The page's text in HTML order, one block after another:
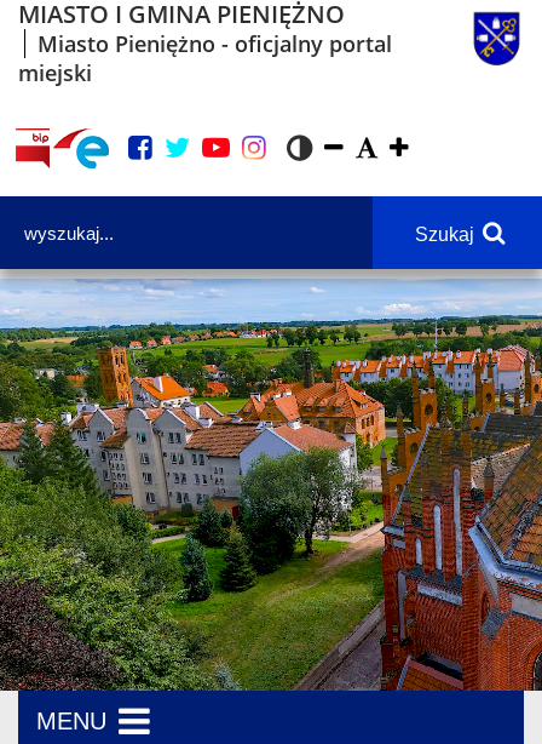
MIASTO I GMINA PIENIĘŻNO
Miasto Pieniężno - oficjalny portal
miejski
Szukaj
MENU